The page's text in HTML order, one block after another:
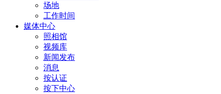
场地
工作时间
媒体中心
照相馆
视频库
新闻发布
消息
按认证
按下中心